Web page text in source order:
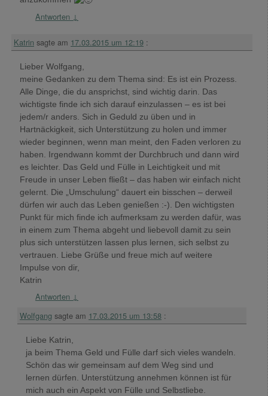
Antworten ↓
Katrin sagte am 17.03.2015 um 12:19 :
Lieber Wolfgang,
meine Gedanken zu dem Thema sind: Es ist ein Prozess.
Alle Dinge, die du ansprichst, sind wichtig darin. Das
wichtigste finde ich sich darauf einzulassen – es ist bei
jedem/r anders. Sich in Geduld zu üben und in
Hartnäckigkeit, sich Unterstützung zu holen und immer
wieder beginnen, wenn man meint, den Faden verloren zu
haben. Irgendwann kommt der Durchbruch und dann wird
es leichter. Das Geld und Fülle in Leichtigkeit und mit
Freude in unser Leben fließt – das haben wir einfach nicht
gelernt. Die „Umschulung“ dauert ein bisschen – derweil
dürfen wir auch das Leben genießen :-). Den wichtigsten
Punkt für mich finde ich aufmerksam zu werden dafür, was
in einem zum Thema abgeht und liebevoll damit zu sein
plus sich unterstützen lassen plus lernen, sich selbst zu
vertrauen. Liebe Grüße und freue mich auf weitere
Impulse von dir,
Katrin
Antworten ↓
Wolfgang sagte am 17.03.2015 um 13:58 :
Liebe Katrin,
ja beim Thema Geld und Fülle darf sich vieles wandeln.
Schön das wir gemeinsam auf dem Weg sind und
lernen dürfen. Unterstützung annehmen können ist für
mich auch ein Aspekt von Fülle und Selbstliebe.